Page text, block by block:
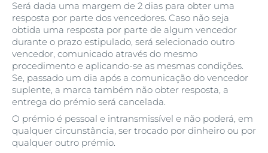
Será dada uma margem de 2 dias para obter uma
resposta por parte dos vencedores. Caso não seja
obtida uma resposta por parte de algum vencedor
durante o prazo estipulado, será selecionado outro
vencedor, comunicado através do mesmo
procedimento e aplicando-se as mesmas condições.
Se, passado um dia após a comunicação do vencedor
suplente, a marca também não obter resposta, a
entrega do prémio será cancelada.
O prémio é pessoal e intransmissível e não poderá, em
qualquer circunstância, ser trocado por dinheiro ou por
qualquer outro prémio.